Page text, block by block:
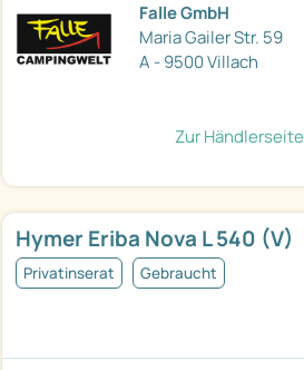
Falle GmbH
Maria Gailer Str. 59
A - 9500 Villach
Zur Händlerseite
Hymer Eriba Nova L 540 (V)
Privatinserat Gebraucht